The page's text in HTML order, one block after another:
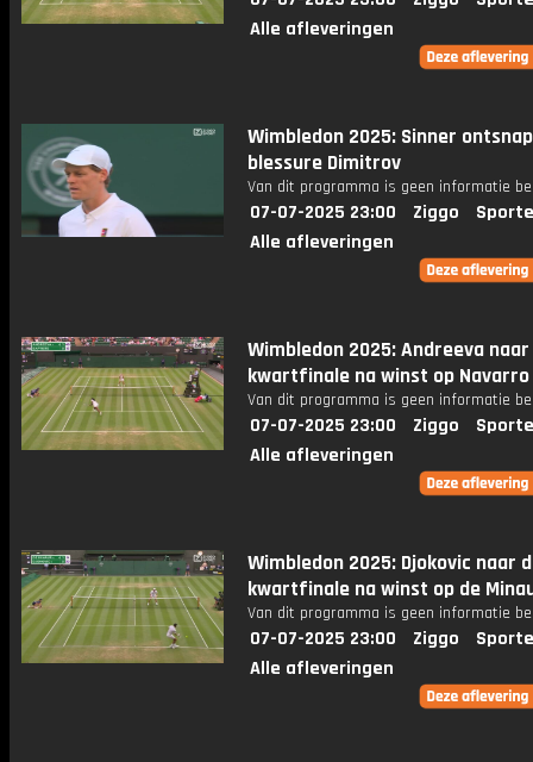
Alle afleveringen
Wimbledon 2025: Sinner
blessure Dimitrov
Van dit programma is geen informatie
07-07-2025 23:00 Ziggo
Alle afleveringen
Wimbledon 2025: Andreeva naar
kwartfinale na winst op Navarro
Van dit programma is geen informatie
07-07-2025 23:00 Ziggo
Alle afleveringen
Wimbledon 2025: Djokovic naar
kwartfinale na winst op de
Van dit programma is geen informatie
07-07-2025 23:00 Ziggo
Alle afleveringen